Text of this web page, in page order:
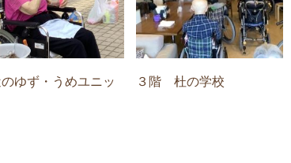
ゆず・うめユニッ
３階 杜の学校